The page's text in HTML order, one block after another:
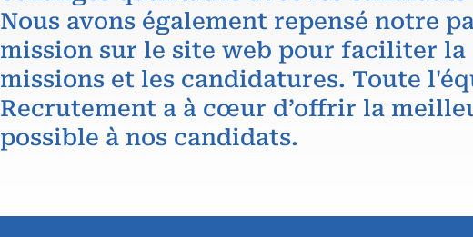
Nous avons également repensé notre
mission sur le site web pour faciliter la
missions et les candidatures. Toute
Recrutement a à cœur d’offrir la
possible à nos candidats.